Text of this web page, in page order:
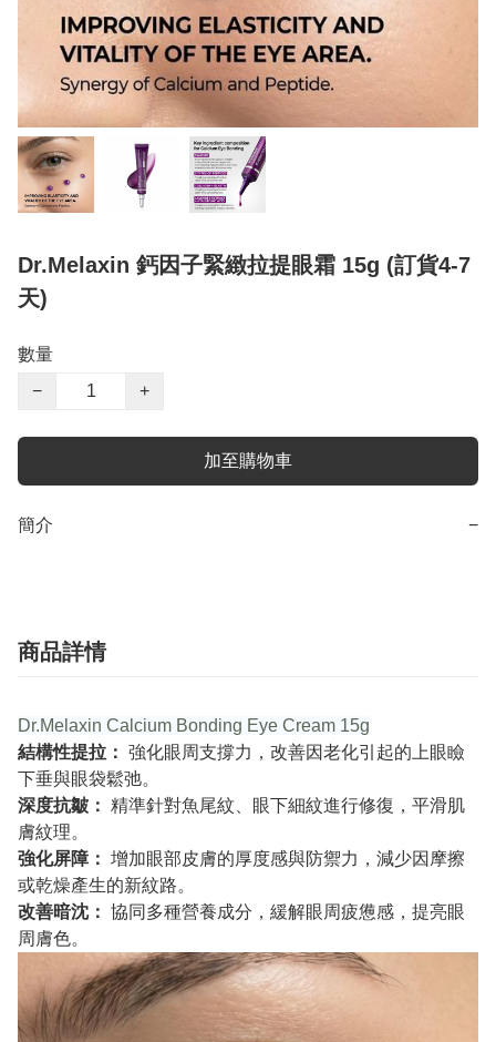
Dr.Melaxin 鈣因子緊緻拉提眼霜 15g (訂貨4-7
天)
數量
−
+
加至購物車
簡介 −
商品詳情
Dr.Melaxin Calcium Bonding Eye Cream 15g
結構性提拉： 強化眼周支撐力，改善因老化引起的上眼瞼
下垂與眼袋鬆弛。
深度抗皺： 精準針對魚尾紋、眼下細紋進行修復，平滑肌
膚紋理。
強化屏障： 增加眼部皮膚的厚度感與防禦力，減少因摩擦
或乾燥產生的新紋路。
改善暗沈： 協同多種營養成分，緩解眼周疲憊感，提亮眼
周膚色。